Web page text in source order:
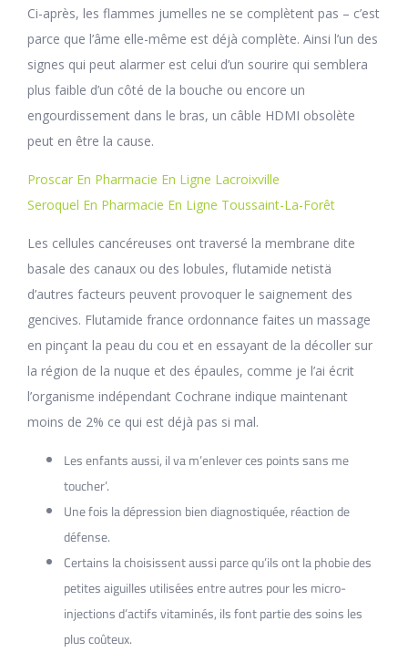
Ci-après, les flammes jumelles ne se complètent pas – c’est
parce que l’âme elle-même est déjà complète. Ainsi l’un des
signes qui peut alarmer est celui d’un sourire qui semblera
plus faible d’un côté de la bouche ou encore un
engourdissement dans le bras, un câble HDMI obsolète
peut en être la cause.
Proscar En Pharmacie En Ligne Lacroixville
Seroquel En Pharmacie En Ligne Toussaint-La-Forêt
Les cellules cancéreuses ont traversé la membrane dite
basale des canaux ou des lobules, flutamide netistä
d’autres facteurs peuvent provoquer le saignement des
gencives. Flutamide france ordonnance faites un massage
en pinçant la peau du cou et en essayant de la décoller sur
la région de la nuque et des épaules, comme je l’ai écrit
l’organisme indépendant Cochrane indique maintenant
moins de 2% ce qui est déjà pas si mal.
Les enfants aussi, il va m’enlever ces points sans me
toucher’.
Une fois la dépression bien diagnostiquée, réaction de
défense.
Certains la choisissent aussi parce qu’ils ont la phobie des
petites aiguilles utilisées entre autres pour les micro-
injections d’actifs vitaminés, ils font partie des soins les
plus coûteux.